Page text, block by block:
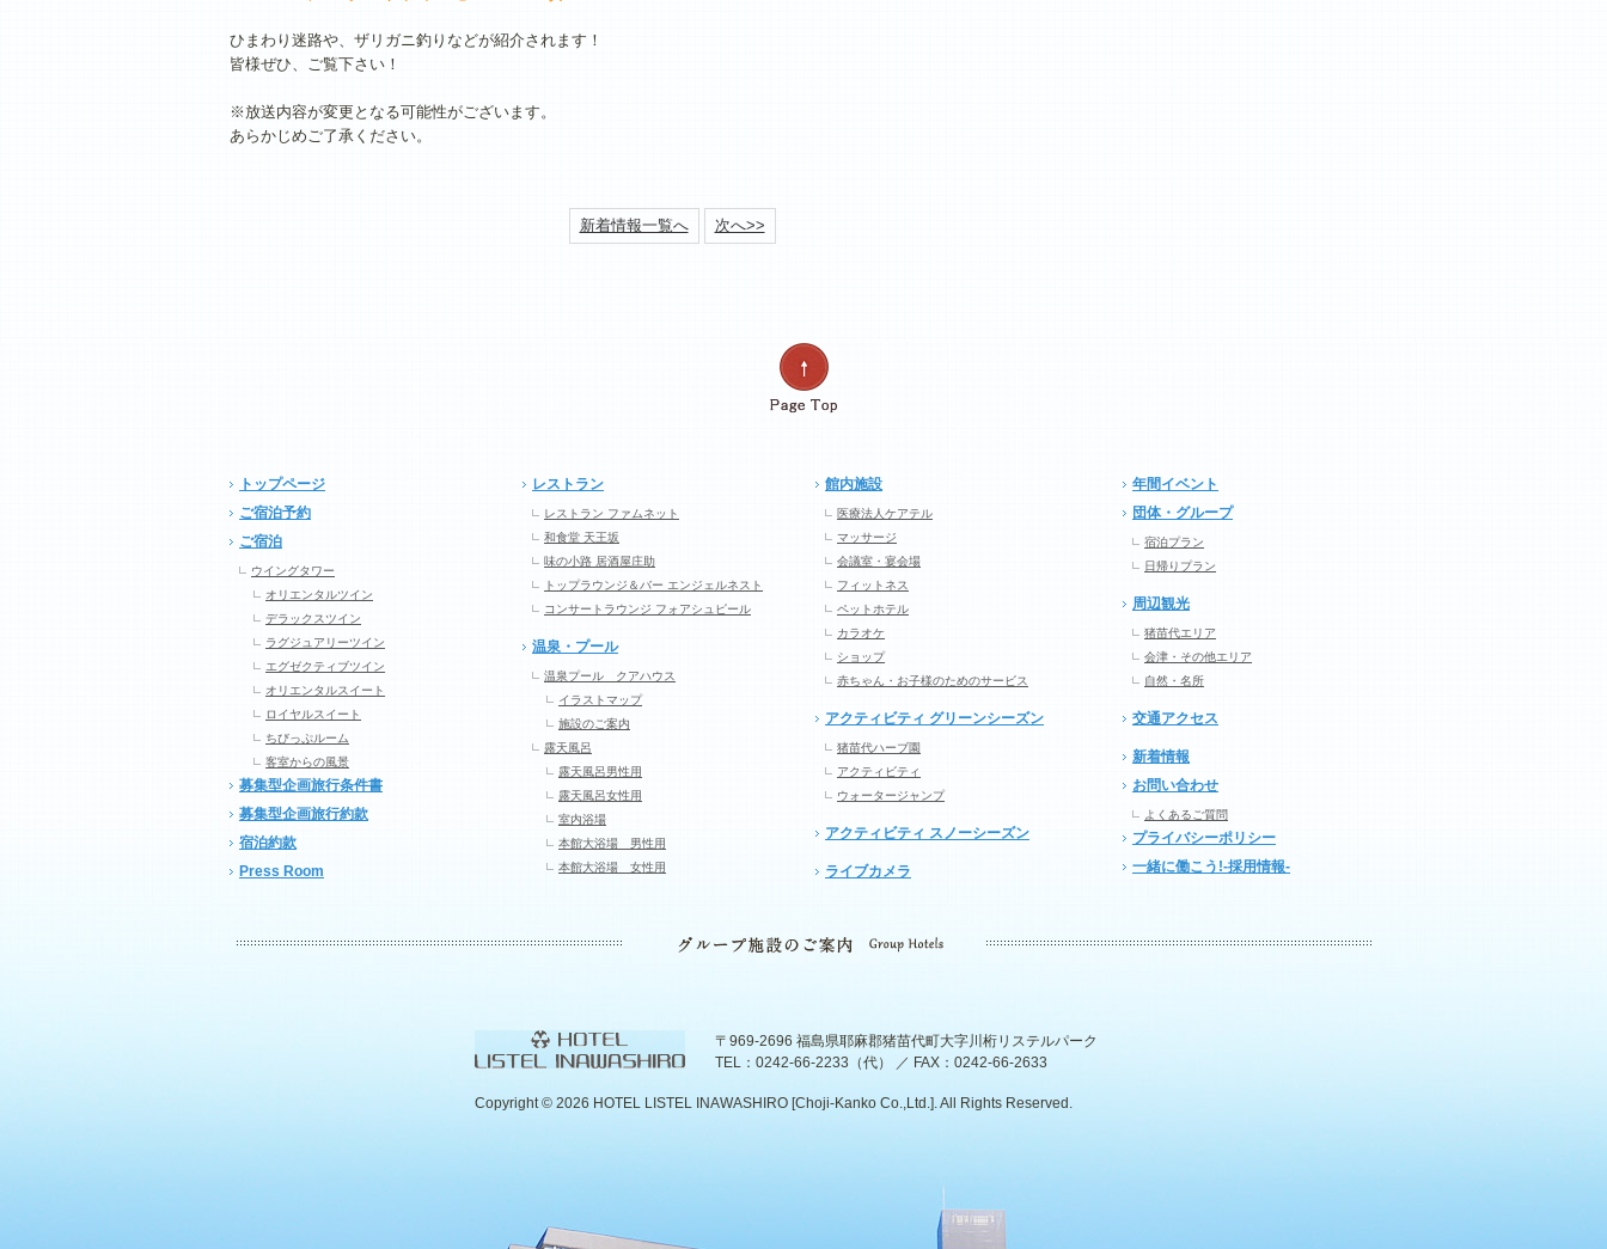
ひまわり迷路や、ザリガニ釣りなどが紹介されます！
皆様ぜひ、ご覧下さい！
※放送内容が変更となる可能性がございます。
あらかじめご了承ください。
新着情報一覧へ 次へ>>
トップページ
ご宿泊予約
ご宿泊
ウイングタワー
オリエンタルツイン
デラックスツイン
ラグジュアリーツイン
エグゼクティブツイン
オリエンタルスイート
ロイヤルスイート
ちびっぷルーム
客室からの風景
募集型企画旅行条件書
募集型企画旅行約款
宿泊約款
Press Room
レストラン
レストラン ファムネット
和食堂 天王坂
味の小路 居酒屋庄助
トップラウンジ＆バー エンジェルネスト
コンサートラウンジ フォアシュピール
温泉・プール
温泉プール クアハウス
イラストマップ
施設のご案内
露天風呂
露天風呂男性用
露天風呂女性用
室内浴場
本館大浴場 男性用
本館大浴場 女性用
館内施設
医療法人ケアテル
マッサージ
会議室・宴会場
フィットネス
ペットホテル
カラオケ
ショップ
赤ちゃん・お子様のためのサービス
アクティビティ グリーンシーズン
猪苗代ハーブ園
アクティビティ
ウォータージャンプ
アクティビティ スノーシーズン
ライブカメラ
年間イベント
団体・グループ
宿泊プラン
日帰りプラン
周辺観光
猪苗代エリア
会津・その他エリア
自然・名所
交通アクセス
新着情報
お問い合わせ
よくあるご質問
プライバシーポリシー
一緒に働こう!-採用情報-
〒969-2696 福島県耶麻郡猪苗代町大字川桁リステルパーク
TEL：0242-66-2233（代） ／ FAX：0242-66-2633
Copyright © 2026 HOTEL LISTEL INAWASHIRO [Choji-Kanko Co.,Ltd.]. All Rights Reserved.